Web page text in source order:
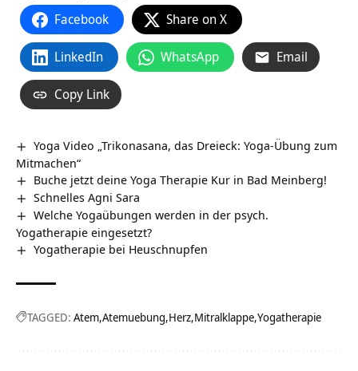
Facebook Share on X
LinkedIn WhatsApp Email
Copy Link
Yoga Video „Trikonasana, das Dreieck: Yoga-Übung zum
Mitmachen“
Buche jetzt deine Yoga Therapie Kur in Bad Meinberg!
Schnelles Agni Sara
Welche Yogaübungen werden in der psych.
Yogatherapie eingesetzt?
Yogatherapie bei Heuschnupfen
TAGGED: Atem Atemuebung Herz Mitralklappe Yogatherapie